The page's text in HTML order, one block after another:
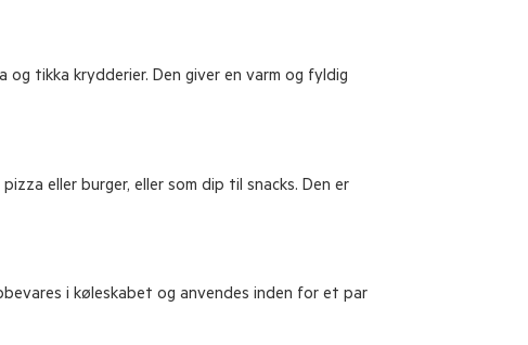
og tikka krydderier. Den giver en varm og fyldig
eller burger, eller som dip til snacks. Den er
i køleskabet og anvendes inden for et par